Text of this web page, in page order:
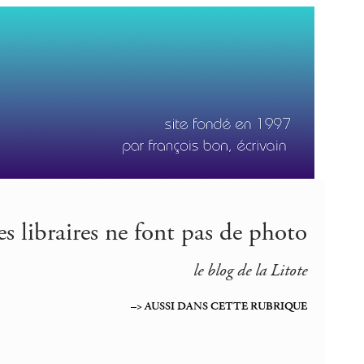
libraires ne font pas de photo
le blog de la Litote
–> AUSSI DANS CETTE RUBRIQUE